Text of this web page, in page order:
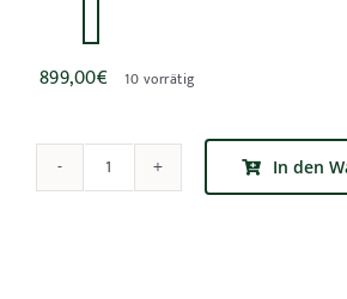
899,00€ 10 vorrätig
Pouf-
In den